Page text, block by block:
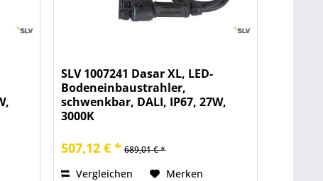
SLV 1007241 Dasar XL, LED-
Bodeneinbaustrahler,
schwenkbar, DALI, IP67, 27W,
3000K
507,12 € * 689,01 € *
Vergleichen Merken